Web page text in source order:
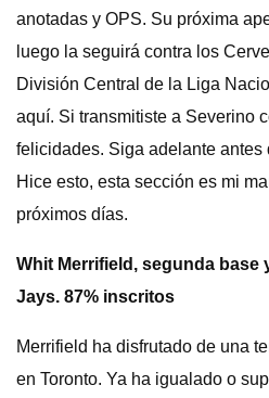
anotadas y OPS. Su próxima
luego la seguirá contra los
División Central de la Liga
aquí. Si transmitiste a Severino
felicidades. Siga adelante antes
Hice esto, esta sección es mi
próximos días.
Whit Merrifield, segunda base
Jays. 87% inscritos
Merrifield ha disfrutado de una
en Toronto. Ya ha igualado o